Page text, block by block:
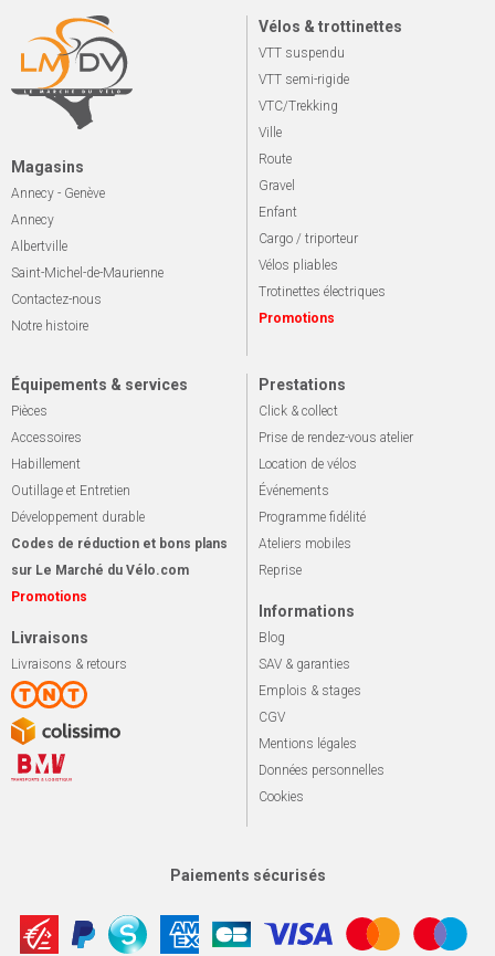
Magasins
Annecy - Genève
Annecy
Albertville
Saint-Michel-de-Maurienne
Contactez-nous
Notre histoire
Vélos & trottinettes
VTT suspendu
VTT semi-rigide
VTC/Trekking
Ville
Route
Gravel
Enfant
Cargo / triporteur
Vélos pliables
Trotinettes électriques
Promotions
Équipements & services
Pièces
Accessoires
Habillement
Outillage et Entretien
Développement durable
Codes de réduction et bons plans
sur Le Marché du Vélo.com
Promotions
Livraisons
Livraisons & retours
Prestations
Click & collect
Prise de rendez-vous atelier
Location de vélos
Événements
Programme fidélité
Ateliers mobiles
Reprise
Informations
Blog
SAV & garanties
Emplois & stages
CGV
Mentions légales
Données personnelles
Cookies
Paiements sécurisés